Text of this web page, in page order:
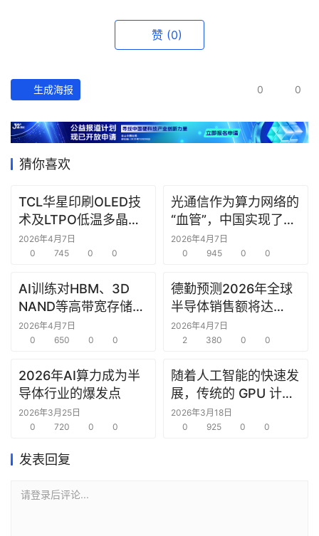
商
机
合
赞 (0)
生成海报 0 0
猜你喜欢
TCL华星印刷OLED技
术及LTPO低温多晶硅
技术在ICDT 2026展会
上亮相
2026年4月7日
0
745 0 0
光通信作为算力网络的
“血管”，中国实现了24
芯光纤2.5Pb/s实时双
向传输，刷新纪录
2026年4月7日
0
945 0 0
AI训练对HBM、3D
NAND等高带宽存储器
件的需求强劲
2026年4月7日
0
650 0 0
德勤预测2026年全球
半导体销售额将达
9750亿美元
2026年4月7日
2
380 0 0
2026年AI算力成为半
导体行业的爆发点
2026年3月25日
0
720 0 0
随着人工智能的快速发
展，传统的 GPU 计算
架构正面临挑战
2026年3月18日
0
925 0 0
发表回复
请登录后评论...